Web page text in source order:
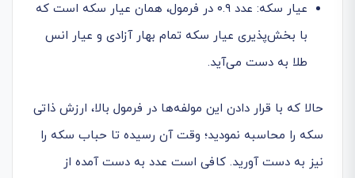
عیار سکه: عدد ۰.۹ در فرمول، همان عیار سکه است که
با بخش‌پذیری عیار سکه تمام بهار آزادی و عیار انس
طلا به دست می‌آید.
حالا که با قرار دادن این مولفه‌ها در فرمول بالا، ارزش ذاتی
سکه را محاسبه نمودید؛ وقت آن رسیده تا حباب سکه را
نیز به دست آورید. کافی است عدد به دست آمده از